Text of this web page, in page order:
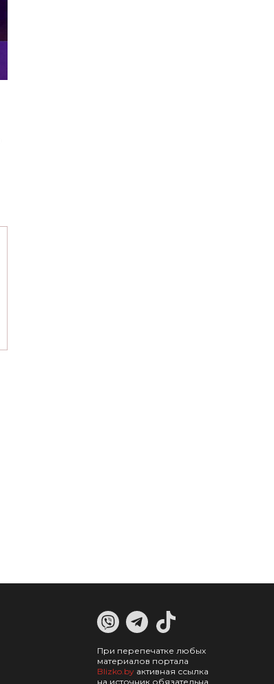
При перепечатке любых
материалов портала
Blizko.by активная ссылка
на источник обязательна